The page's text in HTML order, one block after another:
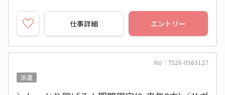
仕事詳細 エントリー
No：TS26-0565127
派遣